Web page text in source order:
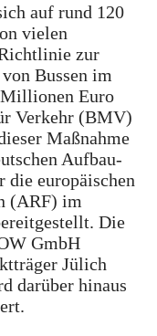
auf rund 120
vielen
zur
Bussen im
Millionen Euro
Verkehr (BMV)
Maßnahme
Aufbau-
die europäischen
(ARF) im
Die
GmbH
Jülich
darüber hinaus